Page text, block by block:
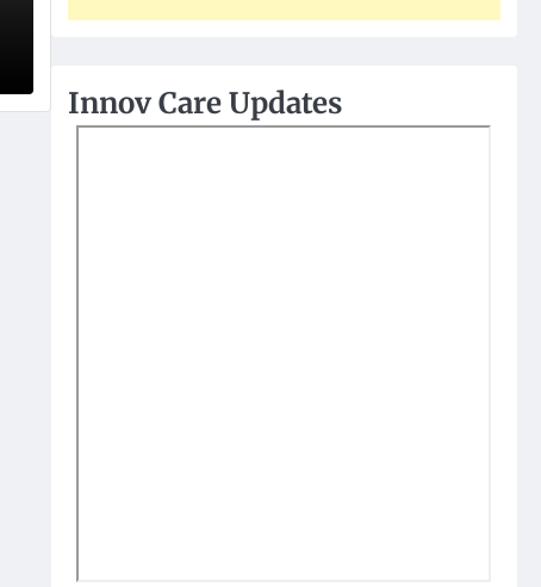
Innov Care Updates